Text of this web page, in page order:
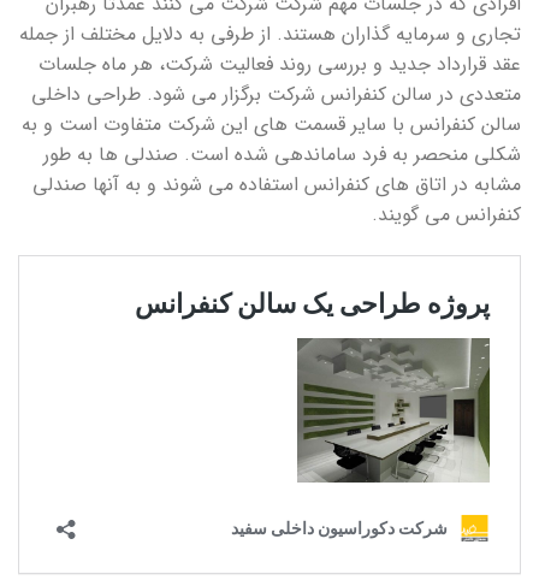
تجاری و سرمایه گذاران هستند. از طرفی به دلایل مختلف از جمله
عقد قرارداد جدید و بررسی روند فعالیت شرکت، هر ماه جلسات
متعددی در سالن کنفرانس شرکت برگزار می شود. طراحی داخلی
سالن کنفرانس با سایر قسمت های این شرکت متفاوت است و به
شکلی منحصر به فرد ساماندهی شده است. صندلی ها به طور
مشابه در اتاق های کنفرانس استفاده می شوند و به آنها صندلی
کنفرانس می گویند.